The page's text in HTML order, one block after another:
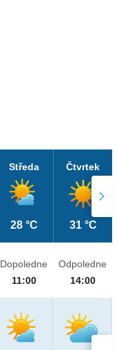
Středa
28 °C
Čtvrtek
31 °C
Dopoledne
11:00
Odpoledne
14:00